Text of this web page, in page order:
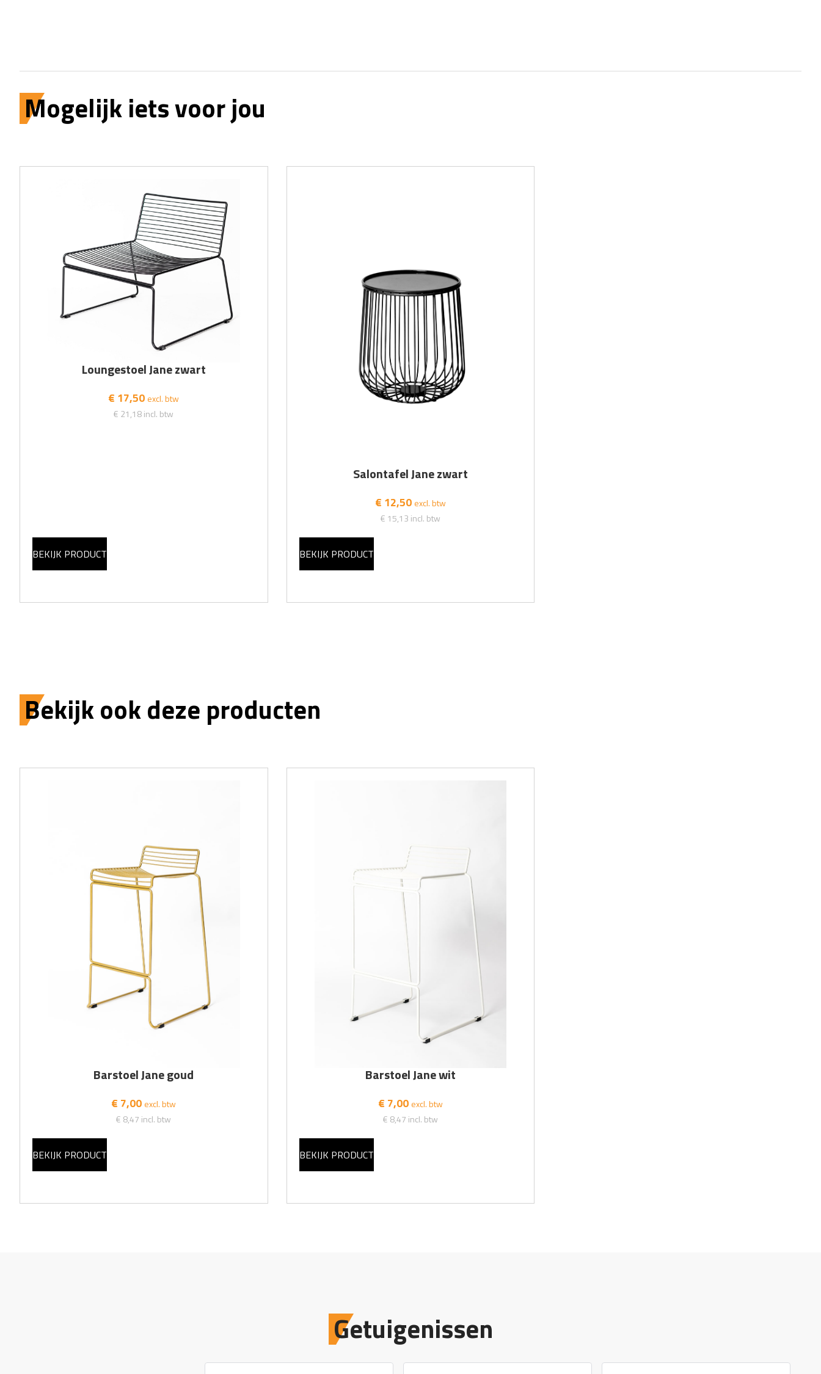
Mogelijk iets voor jou
Loungestoel Jane zwart
€ 17,50 excl. btw
€ 21,18incl. btw
BEKIJK PRODUCT
Salontafel Jane zwart
€ 12,50 excl. btw
€ 15,13 incl. btw
BEKIJK PRODUCT
Bekijk ook deze producten
Barstoel Jane goud
€ 7,00 excl. btw
€ 8,47 incl. btw
BEKIJK PRODUCT
Barstoel Jane wit
€ 7,00 excl. btw
€ 8,47 incl. btw
BEKIJK PRODUCT
Getuigenissen